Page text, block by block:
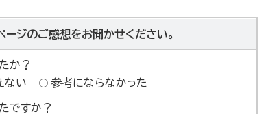
ージのご感想をお聞かせください。
か？
ない 参考にならなかった
ですか？